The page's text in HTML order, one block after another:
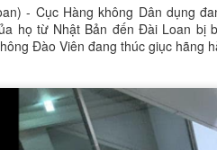
- Cục Hàng không Dân dụng
họ từ Nhật Bản đến Đài Loan bị
Đào Viên đang thúc giục hãng
cử máy bay, tàu hải quân và
phóng Nhân dân (PLA), theo
vào vùng nhận dạng phòng không